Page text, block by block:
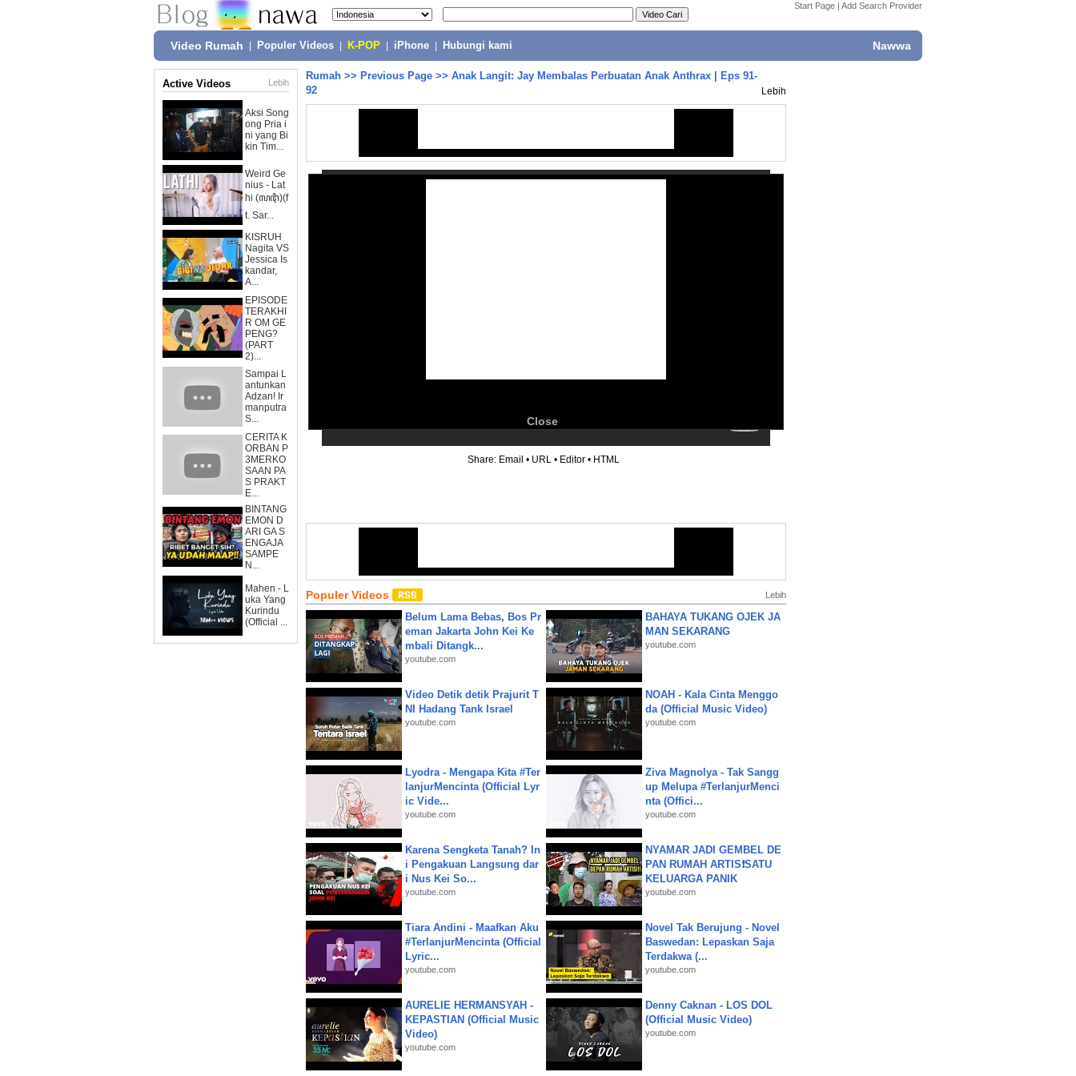
Start Page | Add Search Provider
Video Rumah Populer Videos K-POP iPhone Hubungi kami Nawwa
Active Videos Lebih
Aksi Song
ong Pria i
ni yang Bi
kin Tim...
Weird Ge
nius - Lat
hi (ꦭꦛꦶ)(f
t. Sar...
KISRUH
Nagita VS
Jessica Is
kandar,
A...
EPISODE
TERAKHI
R OM GE
PENG?
(PART
2)...
Sampai L
antunkan
Adzan! Ir
manputra
S...
CERITA K
ORBAN P
3MERKO
SAAN PA
S PRAKT
E...
BINTANG
EMON D
ARI GA S
ENGAJA
SAMPE
N...
Mahen - L
uka Yang
Kurindu
(Official ...
Rumah >> Previous Page >> Anak Langit: Jay Membalas Perbuatan Anak Anthrax | Eps 91-
92
Lebih
Close
Share: Email • URL • Editor • HTML
Populer Videos Lebih
Belum Lama Bebas, Bos Pr
eman Jakarta John Kei Ke
mbali Ditangk...
youtube.com
BAHAYA TUKANG OJEK JA
MAN SEKARANG
youtube.com
Video Detik detik Prajurit T
NI Hadang Tank Israel
youtube.com
NOAH - Kala Cinta Menggo
da (Official Music Video)
youtube.com
Lyodra - Mengapa Kita #Ter
lanjurMencinta (Official Lyr
ic Vide...
youtube.com
Ziva Magnolya - Tak Sangg
up Melupa #TerlanjurMenci
nta (Offici...
youtube.com
Karena Sengketa Tanah? In
i Pengakuan Langsung dar
i Nus Kei So...
youtube.com
NYAMAR JADI GEMBEL DE
PAN RUMAH ARTIS❗SATU
KELUARGA PANIK
youtube.com
Tiara Andini - Maafkan Aku
#TerlanjurMencinta (Official
Lyric...
youtube.com
Novel Tak Berujung - Novel
Baswedan: Lepaskan Saja
Terdakwa (...
youtube.com
AURELIE HERMANSYAH -
KEPASTIAN (Official Music
Video)
youtube.com
Denny Caknan - LOS DOL
(Official Music Video)
youtube.com